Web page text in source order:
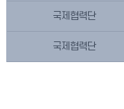
국제협력단
국제협력단